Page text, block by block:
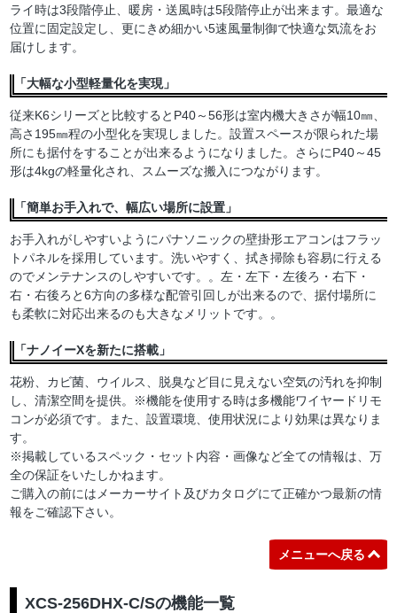
ライ時は3段階停止、暖房・送風時は5段階停止が出来ます。最適な
位置に固定設定し、更にきめ細かい5速風量制御で快適な気流をお
届けします。
「大幅な小型軽量化を実現」
従来K6シリーズと比較するとP40～56形は室内機大きさが幅10㎜、
高さ195㎜程の小型化を実現しました。設置スペースが限られた場
所にも据付をすることが出来るようになりました。さらにP40～45
形は4kgの軽量化され、スムーズな搬入につながります。
「簡単お手入れで、幅広い場所に設置」
お手入れがしやすいようにパナソニックの壁掛形エアコンはフラッ
トパネルを採用しています。洗いやすく、拭き掃除も容易に行える
のでメンテナンスのしやすいです。。左・左下・左後ろ・右下・
右・右後ろと6方向の多様な配管引回しが出来るので、据付場所に
も柔軟に対応出来るのも大きなメリットです。。
「ナノイーXを新たに搭載」
花粉、カビ菌、ウイルス、脱臭など目に見えない空気の汚れを抑制
し、清潔空間を提供。※機能を使用する時は多機能ワイヤードリモ
コンが必須です。また、設置環境、使用状況により効果は異なりま
す。
※掲載しているスペック・セット内容・画像など全ての情報は、万
全の保証をいたしかねます。
ご購入の前にはメーカーサイト及びカタログにて正確かつ最新の情
報をご確認下さい。
メニューへ戻る
XCS-256DHX-C/Sの機能一覧